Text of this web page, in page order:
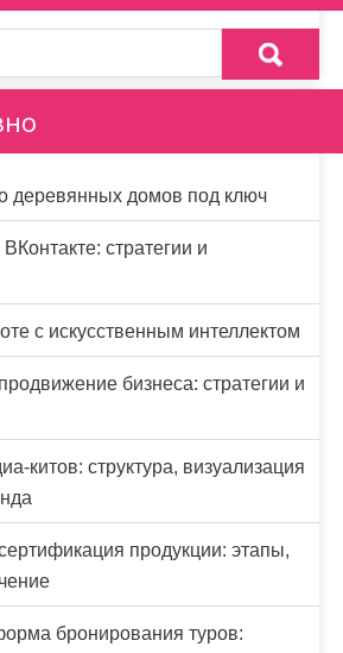
деревянных домов под ключ
стратегии и
с искусственным интеллектом
бизнеса: стратегии и
китов: структура, визуализация
продукции: этапы,
бронирования туров: